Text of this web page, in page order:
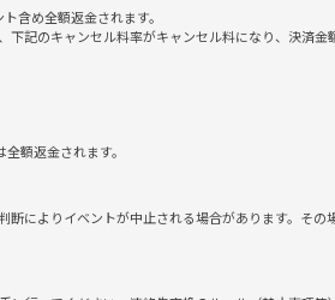
🛍️
含め全額返金されます。
記のキャンセル料率がキャンセル料になり、決済金
額返金されます。
によりイベントが中止される場合があります。その